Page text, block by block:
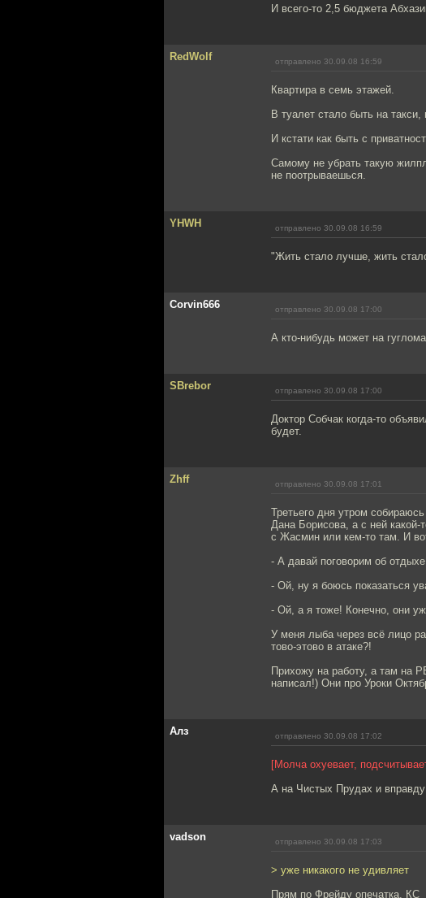
И всего-то 2,5 бюджета
RedWolf отправлено 30.09.08 16:59
Квартира в семь этажей.
В туалет стало быть на
И кстати как быть с
Самому не убрать такую
не поотрываешься.
YHWH отправлено 30.09.08 16:59
"Жить стало лучше, жить
Corvin666 отправлено 30.09.08 17:00
А кто-нибудь может на
SBrebor отправлено 30.09.08 17:00
Доктор Собчак когда-то
будет.
Zhff отправлено 30.09.08 17:01
Третьего дня утром
Дана Борисова, а с ней
с Жасмин или кем-то там. И
- А давай поговорим об
- Ой, ну я боюсь показаться
- Ой, а я тоже! Конечно, они
У меня лыба через всё лицо
тово-этово в атаке?!
Прихожу на работу, а там на
написал!) Они про Уроки
Алз отправлено 30.09.08 17:02
[Молча охуевает,
А на Чистых Прудах и
vadson отправлено 30.09.08 17:03
> уже никакого не удивляет
Прям по Фрейду опечатка. КС